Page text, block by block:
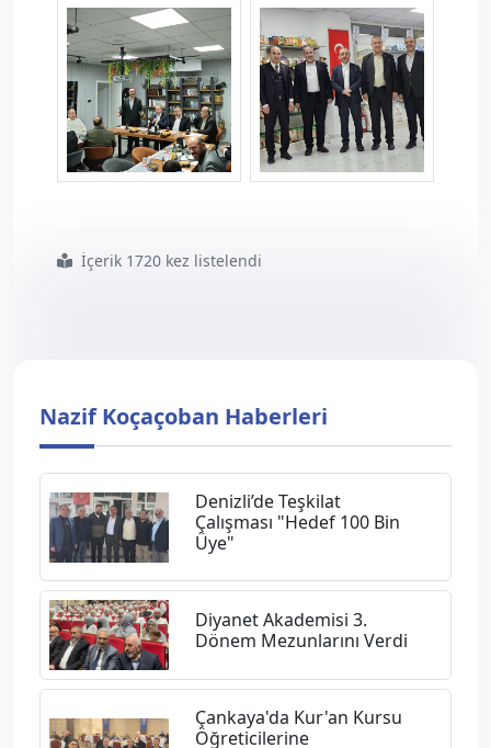
etimesgutiftar5.jpg etimesgutiftar6.jpg
#genel
#başkan
#yardımcıları
#etimesgut
#ilçe
#müftülüğü
#iftar
#programına
#katıldılar
İçerik 1720 kez listelendi
Nazif Koçaçoban Haberleri
Denizli’de Teşkilat
Çalışması "Hedef 100 Bin
Üye"
Diyanet Akademisi 3.
Dönem Mezunlarını Verdi
Çankaya'da Kur'an Kursu
Öğreticilerine